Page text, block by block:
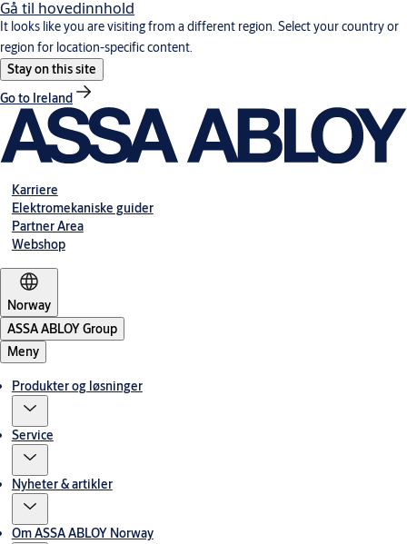
Gå til hovedinnhold
It looks like you are visiting from a different region. Select your country or
region for location-specific content.
Stay on this site
Go to Ireland
Karriere
Elektromekaniske guider
Partner Area
Webshop
Norway
ASSA ABLOY Group
Meny
Produkter og løsninger
Service
Nyheter & artikler
Om ASSA ABLOY Norway